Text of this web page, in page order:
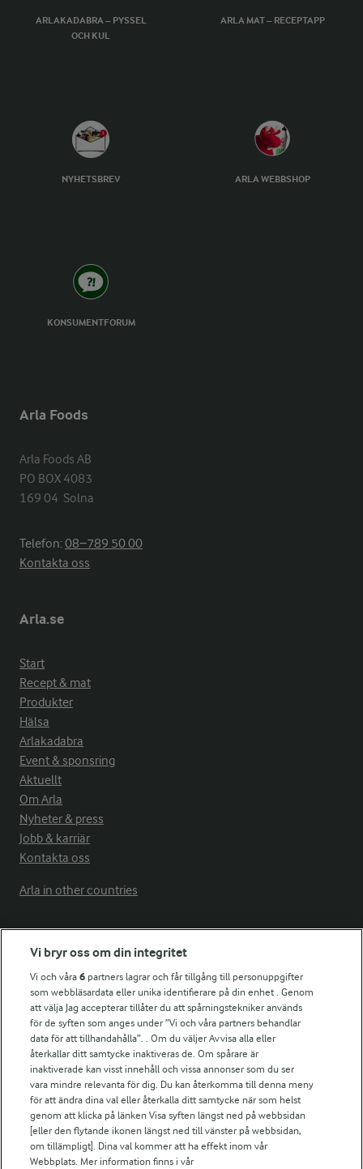
ARLAKADABRA – PYSSEL
OCH KUL
ARLA MAT – RECEPTAPP
NYHETSBREV ARLA WEBBSHOP
KONSUMENTFORUM
Arla Foods
Arla Foods AB
PO BOX 4083
169 04  Solna
Telefon:08−789 50 00
Kontakta oss
Arla.se
Start
Recept & mat
Produkter
Hälsa
Arlakadabra
Event & sponsring
Aktuellt
Om Arla
Nyheter & press
Jobb & karriär
Kontakta oss
Arla in other countries
Fler Arlasajter
För ägare
Arlas kundportal
Arla.com
Falbygdens Ost
Arla webbshop
Bildbank
Följ oss
Vi bryr oss om din integritet
Vi och våra6 partners lagrar och får tillgång till personuppgifter
som webbläsardata eller unika identifierare på din enhet . Genom
att välja Jag accepterar tillåter du att spårningstekniker används
för de syften som anges under ”Vi och våra partners behandlar
data för att tillhandahålla”. . Om du väljer Avvisa alla eller
återkallar ditt samtycke inaktiveras de. Om spårare är
inaktiverade kan visst innehåll och vissa annonser som du ser
vara mindre relevanta för dig. Du kan återkomma till denna meny
för att ändra dina val eller återkalla ditt samtycke när som helst
genom att klicka på länken Visa syften längst ned på webbsidan
[eller den flytande ikonen längst ned till vänster på webbsidan,
om tillämpligt]. Dina val kommer att ha effekt inom vår
Webbplats. Mer information finns i vår